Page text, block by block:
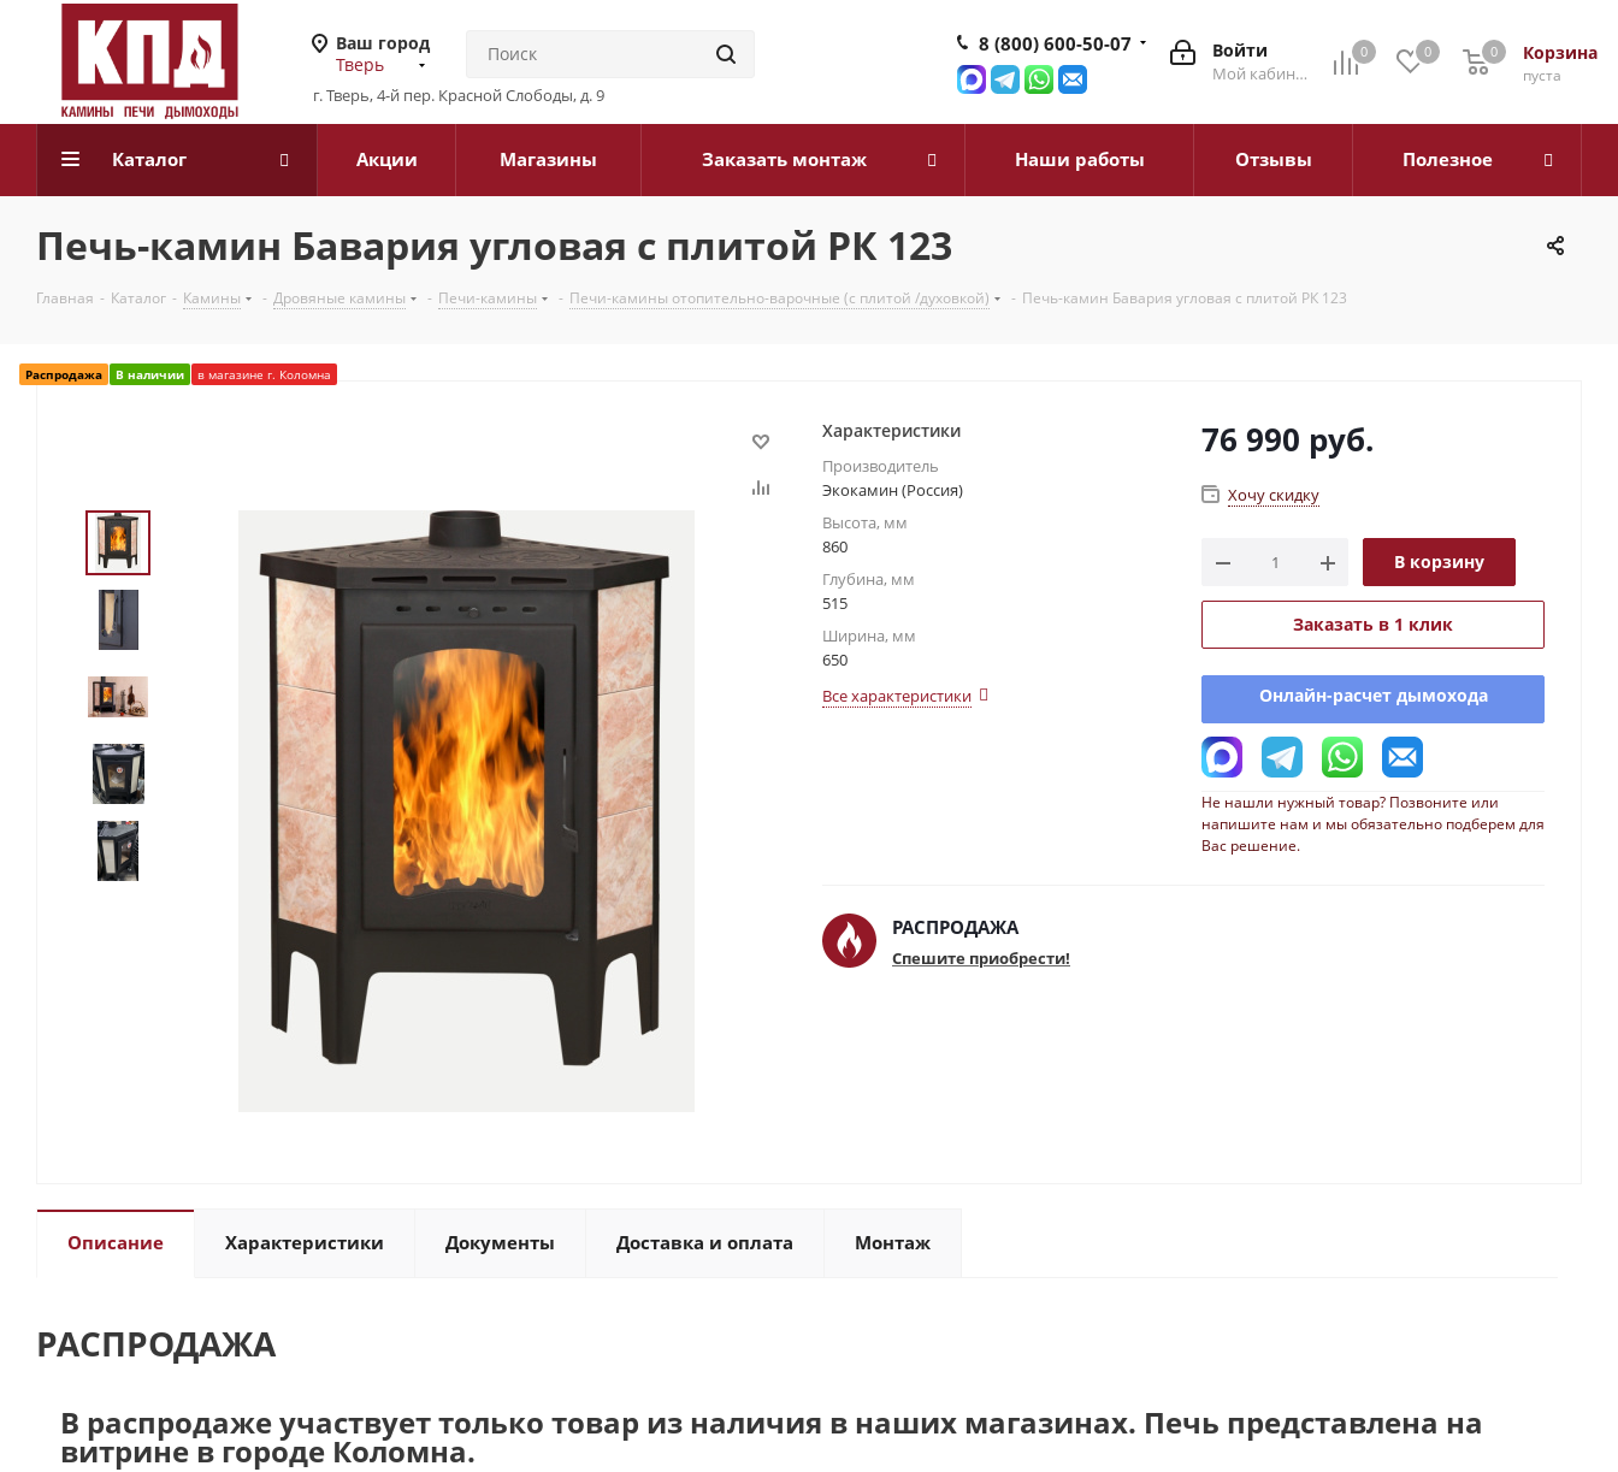
Ваш город
Тверь
г. Тверь, 4-й пер. Красной Слободы, д. 9
0 0 Корзина
0
пуста
0
Войти
Мой кабинет
8 (800) 600-50-07
Каталог Акции Магазины Заказать монтаж Наши работы Отзывы Полезное
Печь-камин Бавария угловая с плитой РК 123
Главная - Каталог - Камины - Дровяные камины - Печи-камины - Печи-камины отопительно-варочные (с плитой /духовкой) - Печь-камин Бавария угловая с плитой РК 123
Распродажа В наличии в магазине г. Коломна
Характеристики
Производитель
Экокамин (Россия)
Высота, мм
860
Глубина, мм
515
Ширина, мм
650
Все характеристики
76 990 руб.
Хочу скидку
В корзину
Заказать в 1 клик
Онлайн-расчет дымохода
Не нашли нужный товар? Позвоните или
напишите нам и мы обязательно подберем для
Вас решение.
РАСПРОДАЖА
Спешите приобрести!
Описание Характеристики Документы Доставка и оплата Монтаж
РАСПРОДАЖА
В распродаже участвует только товар из наличия в наших магазинах. Печь представлена на
витрине в городе Коломна.